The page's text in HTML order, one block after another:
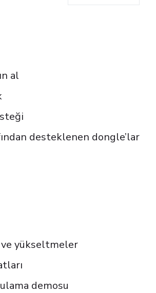
English
al
desteklenen dongle’lar
yükseltmeler
demosu